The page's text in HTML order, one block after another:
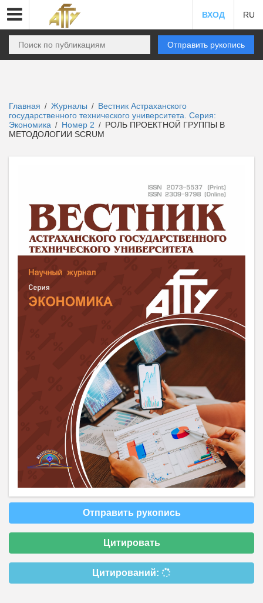
ВХОД RU
Отправить рукопись
Главная / Журналы / Вестник Астраханского
государственного технического университета. Серия:
Экономика / Номер 2 / РОЛЬ ПРОЕКТНОЙ ГРУППЫ В
МЕТОДОЛОГИИ SCRUM
Отправить рукопись
Цитировать
Цитирований: